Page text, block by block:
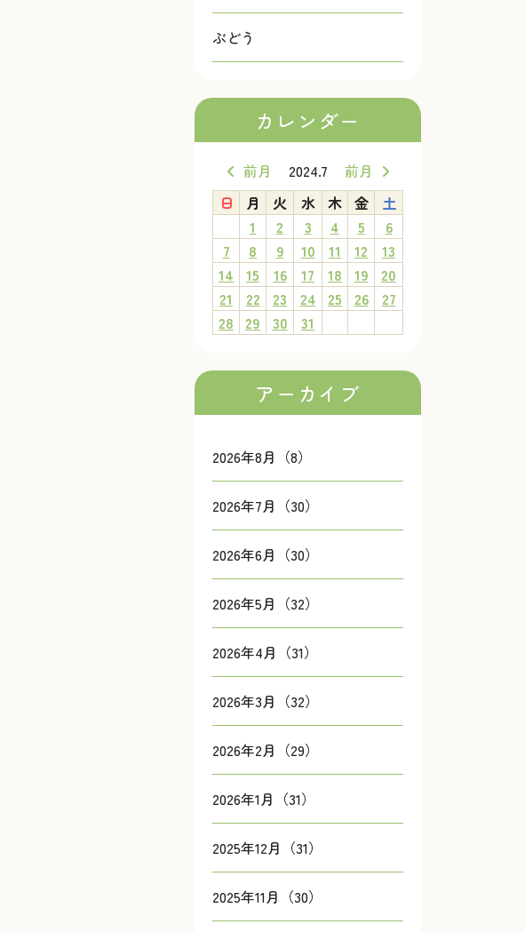
ぶどう
カレンダー
前月 2024.7
前月
日
月 火 水 木 金
土
1
2 3 4 5
6
7
8 9 10 11 12
13
14
15 16 17 18 19
20
21
22 23 24 25 26
27
28 29 30 31
アーカイブ
2026年8月（8）
2026年7月（30）
2026年6月（30）
2026年5月（32）
2026年4月（31）
2026年3月（32）
2026年2月（29）
2026年1月（31）
2025年12月（31）
2025年11月（30）